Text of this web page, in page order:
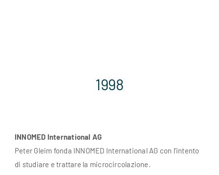
1998
INNOMED International AG
Peter Gleim fonda INNOMED International AG con l’intento
di studiare e trattare la microcircolazione.